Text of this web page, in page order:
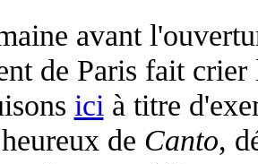
avant
de Paris fait
ici à titre
de Canto,